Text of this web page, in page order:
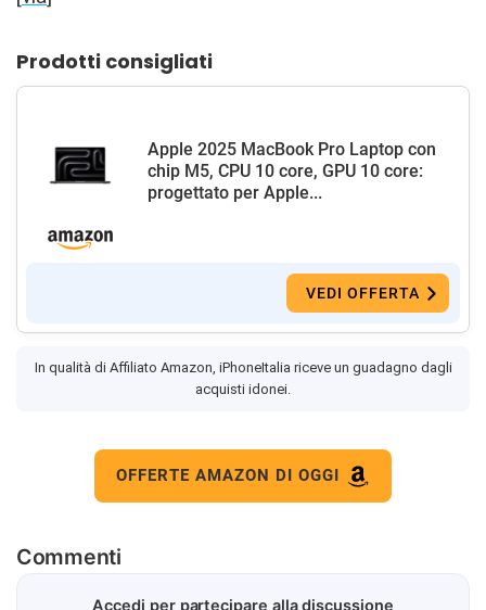
Prodotti consigliati
Apple 2025 MacBook Pro Laptop con
chip M5, CPU 10 core, GPU 10 core:
progettato per Apple...
VEDI OFFERTA
In qualità di Affiliato Amazon, iPhoneItalia riceve un guadagno dagli
acquisti idonei.
OFFERTE AMAZON DI OGGI
Commenti
Accedi per partecipare alla discussione